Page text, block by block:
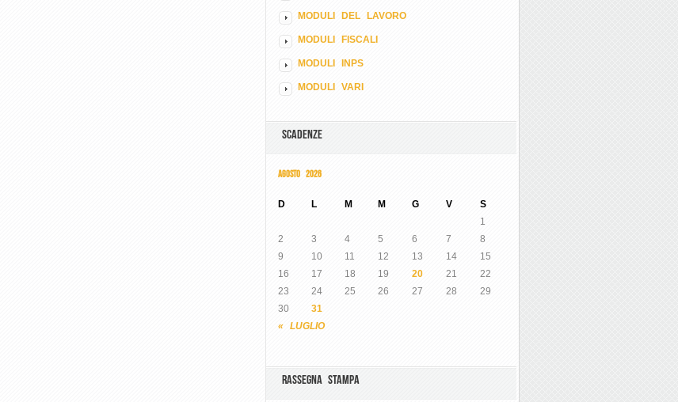
MODULI DEL LAVORO
MODULI FISCALI
MODULI INPS
MODULI VARI
SCADENZE
AGOSTO 2026
D L M M G V S
« LUGLIO
1
2
3 4 5 6 7
8
9
10 11 12 13 14
15
16
17 18 19 20 21
22
23
24 25 26 27 28
29
30
31
RASSEGNA STAMPA